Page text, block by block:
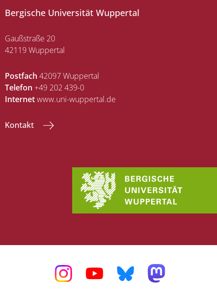
Bergische Universität Wuppertal
Gaußstraße 20
42119 Wuppertal
Postfach 42097 Wuppertal
Telefon +49 202 439-0
Internetwww.uni-wuppertal.de
Kontakt